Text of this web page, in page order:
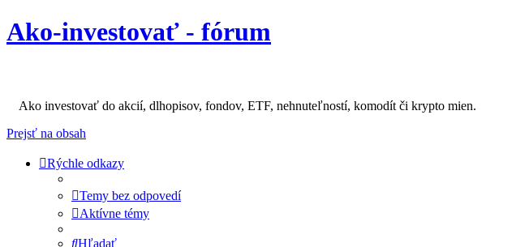
Ako-investovať - fórum
Ako investovať do akcií, dlhopisov, fondov, ETF, nehnuteľností, komodít či krypto mien.
Prejsť na obsah
Rýchle odkazy
Temy bez odpovedí
Aktívne témy
Hľadať